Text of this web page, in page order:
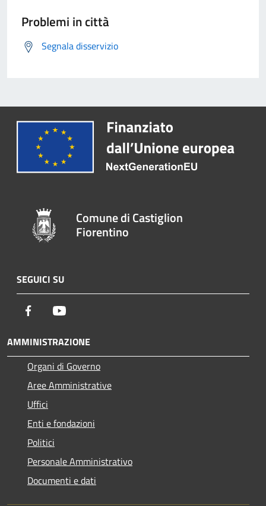
Problemi in città
Segnala disservizio
Comune di Castiglion
Fiorentino
SEGUICI SU
Facebook
AMMINISTRAZIONE
Organi di Governo
Aree Amministrative
Uffici
Enti e fondazioni
Politici
Personale Amministrativo
Documenti e dati